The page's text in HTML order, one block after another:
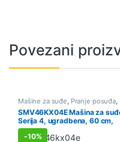
Povezani
Mašine za suđe Pranje posuđa,
Sniženo Ugradbeni aparati
SMV46KX04E Mašina za
Serija 4, ugradbena, 60 cm,
Bosch
-10%